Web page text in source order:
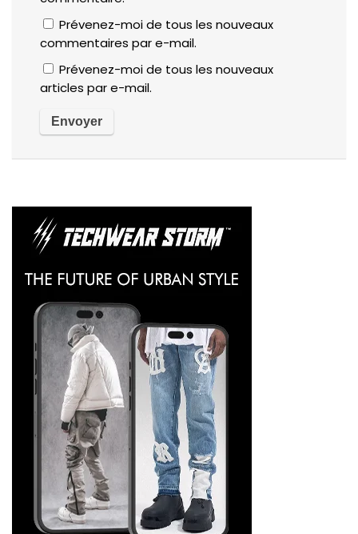
Prévenez-moi de tous les nouveaux
commentaires par e-mail.
Prévenez-moi de tous les nouveaux
articles par e-mail.